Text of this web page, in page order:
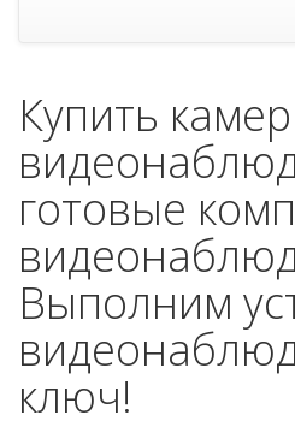
Купить
готовые
Выполним
ключ!